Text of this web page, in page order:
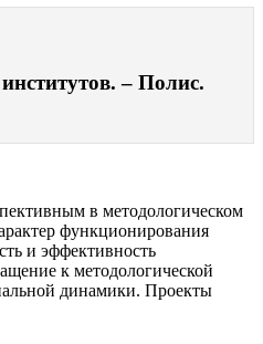
– Полис.
в методологическом
функционирования
и эффективность
к методологической
динамики. Проекты